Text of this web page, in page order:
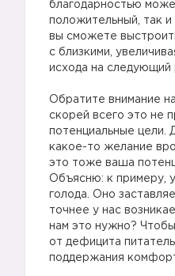
благодарностью
положительный, так и
вы сможете
с близкими,
исхода на следующий
Обратите внимание
скорей всего это не
потенциальные цели.
какое-то желание
это тоже ваша
Объясню: к примеру,
голода. Оно
точнее у нас
нам это нужно?
от дефицита
поддержания